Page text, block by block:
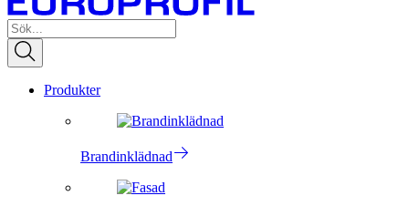
Produkter
Brandinklädnad